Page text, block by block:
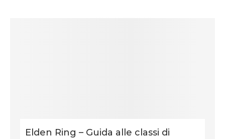
Elden Ring – Guida alle classi di